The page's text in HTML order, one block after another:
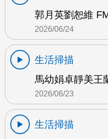
郭月英劉恕維
2026/06/24
生活掃描
馬幼娟卓靜美王
2026/06/23
生活掃描